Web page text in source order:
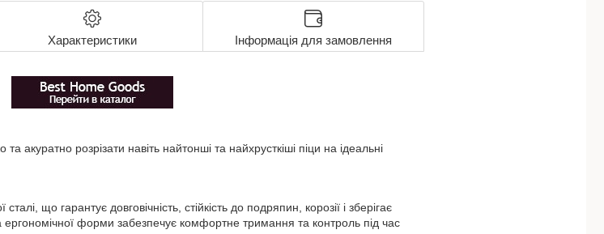
Характеристики Інформація для замовлення
акуратно розрізати навіть найтонші та найхрусткіші піци на ідеальні
що гарантує довговічність, стійкість до подряпин, корозії і зберігає
ергономічної форми забезпечує комфортне тримання та контроль під час